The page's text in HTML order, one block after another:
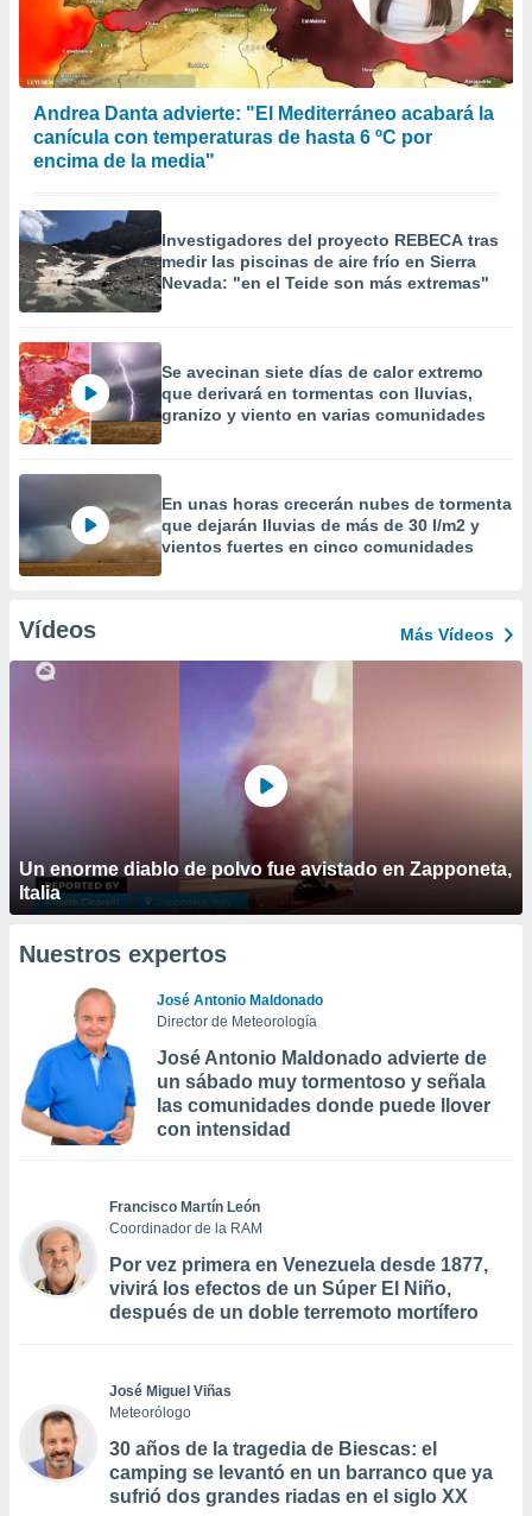
Andrea Danta advierte: "El Mediterráneo acabará la
canícula con temperaturas de hasta 6 ºC por
encima de la media"
Investigadores del proyecto REBECA tras
medir las piscinas de aire frío en Sierra
Nevada: "en el Teide son más extremas"
Se avecinan siete días de calor extremo
que derivará en tormentas con lluvias,
granizo y viento en varias comunidades
En unas horas crecerán nubes de tormenta
que dejarán lluvias de más de 30 l/m2 y
vientos fuertes en cinco comunidades
Vídeos Más Vídeos
Un enorme diablo de polvo fue avistado en Zapponeta,
Italia
Nuestros expertos
José Antonio Maldonado
Director de Meteorología
José Antonio Maldonado advierte de
un sábado muy tormentoso y señala
las comunidades donde puede llover
con intensidad
Francisco Martín León
Coordinador de la RAM
Por vez primera en Venezuela desde 1877,
vivirá los efectos de un Súper El Niño,
después de un doble terremoto mortífero
José Miguel Viñas
Meteorólogo
30 años de la tragedia de Biescas: el
camping se levantó en un barranco que ya
sufrió dos grandes riadas en el siglo XX